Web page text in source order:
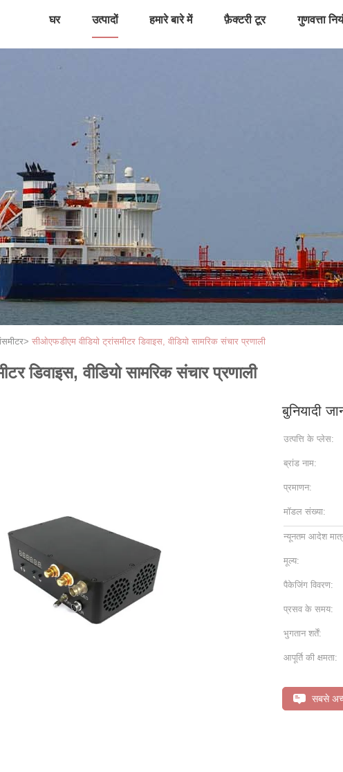
घर उत्पादों हमारे बारे में फ़ैक्टरी टूर गुणवत्ता
> सीओएफडीएम वीडियो ट्रांसमीटर डिवाइस, वीडियो सामरिक संचार प्रणाली
डिवाइस, वीडियो सामरिक संचार प्रणाली
बुनियादी
उत्पत्ति के प्लेस:
ब्रांड नाम:
प्रमाणन:
मॉडल संख्या:
न्यूनतम आदेश
मूल्य:
पैकेजिंग विवरण:
प्रसव के समय:
भुगतान शर्तें:
आपूर्ति की क्षमता:
सबसे